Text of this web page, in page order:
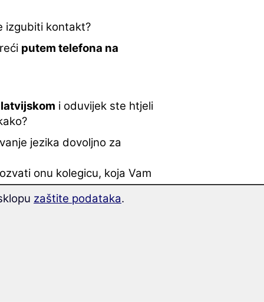
izgubiti kontakt?
putem telefona na
i oduvijek ste htjeli
jezika dovoljno za
onu kolegicu, koja Vam
zaštite podataka.